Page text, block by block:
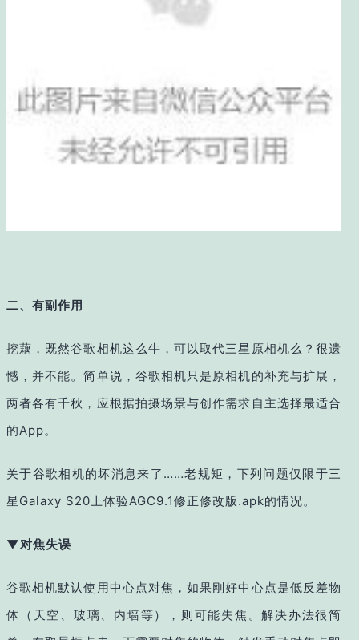
二、有副作用
挖藕，既然谷歌相机这么牛，可以取代三星原相机么？很遗
憾，并不能。简单说，谷歌相机只是原相机的补充与扩展，
两者各有千秋，应根据拍摄场景与创作需求自主选择最适合
的App。
关于谷歌相机的坏消息来了……老规矩，下列问题仅限于三
星Galaxy S20上体验AGC9.1修正修改版.apk的情况。
▼对焦失误
谷歌相机默认使用中心点对焦，如果刚好中心点是低反差物
体（天空、玻璃、内墙等），则可能失焦。解决办法很简